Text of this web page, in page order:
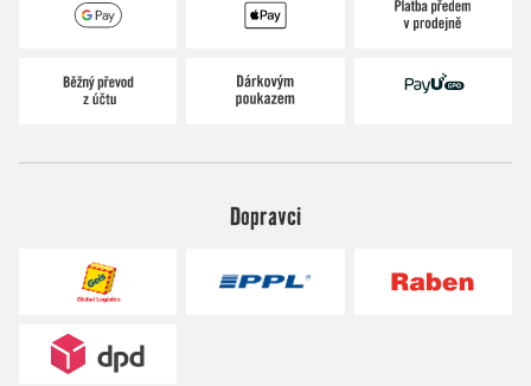
Dopravci